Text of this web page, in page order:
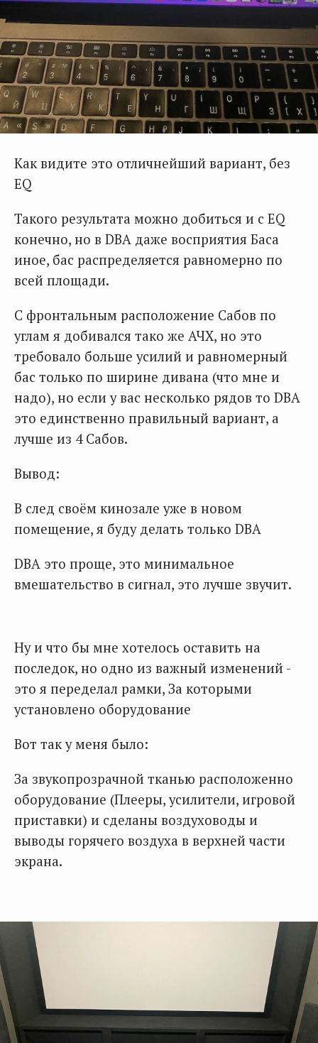
Как видите это отличнейший вариант, без
EQ
Такого результата можно добиться и с EQ
конечно, но в DBA даже восприятия Баса
иное, бас распределяется равномерно по
всей площади.
С фронтальным расположение Сабов по
углам я добивался тако же АЧХ, но это
требовало больше усилий и равномерный
бас только по ширине дивана (что мне и
надо), но если у вас несколько рядов то DBA
это единственно правильный вариант, а
лучше из 4 Сабов.
Вывод:
В след своём кинозале уже в новом
помещение, я буду делать только DBA
DBA это проще, это минимальное
вмешательство в сигнал, это лучше звучит.
Ну и что бы мне хотелось оставить на
последок, но одно из важный изменений -
это я переделал рамки, За которыми
установлено оборудование
Вот так у меня было:
За звукопрозрачной тканью расположенно
оборудование (Плееры, усилители, игровой
приставки) и сделаны воздуховоды и
выводы горячего воздуха в верхней части
экрана.